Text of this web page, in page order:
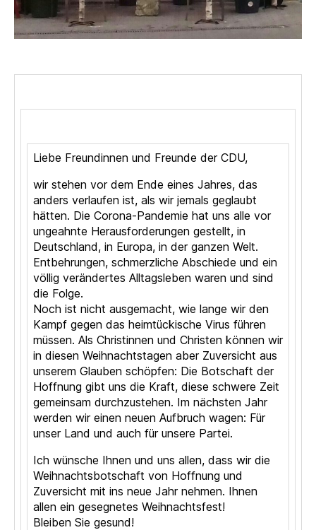
Liebe Freundinnen und Freunde der CDU,
wir stehen vor dem Ende eines Jahres, das
anders verlaufen ist, als wir jemals geglaubt
hätten. Die Corona-Pandemie hat uns alle vor
ungeahnte Herausforderungen gestellt, in
Deutschland, in Europa, in der ganzen Welt.
Entbehrungen, schmerzliche Abschiede und ein
völlig verändertes Alltagsleben waren und sind
die Folge.
Noch ist nicht ausgemacht, wie lange wir den
Kampf gegen das heimtückische Virus führen
müssen. Als Christinnen und Christen können wir
in diesen Weihnachtstagen aber Zuversicht aus
unserem Glauben schöpfen: Die Botschaft der
Hoffnung gibt uns die Kraft, diese schwere Zeit
gemeinsam durchzustehen. Im nächsten Jahr
werden wir einen neuen Aufbruch wagen: Für
unser Land und auch für unsere Partei.
Ich wünsche Ihnen und uns allen, dass wir die
Weihnachtsbotschaft von Hoffnung und
Zuversicht mit ins neue Jahr nehmen. Ihnen
allen ein gesegnetes Weihnachtsfest!
Bleiben Sie gesund!